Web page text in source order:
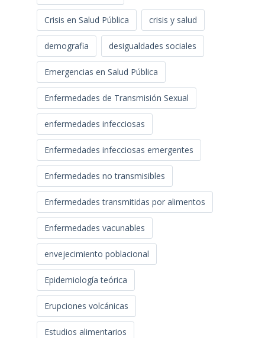
Crisis en Salud Pública crisis y salud
demografia desigualdades sociales
Emergencias en Salud Pública
Enfermedades de Transmisión Sexual
enfermedades infecciosas
Enfermedades infecciosas emergentes
Enfermedades no transmisibles
Enfermedades transmitidas por alimentos
Enfermedades vacunables
envejecimiento poblacional
Epidemiología teórica
Erupciones volcánicas
Estudios alimentarios